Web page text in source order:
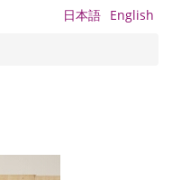
日本語 English